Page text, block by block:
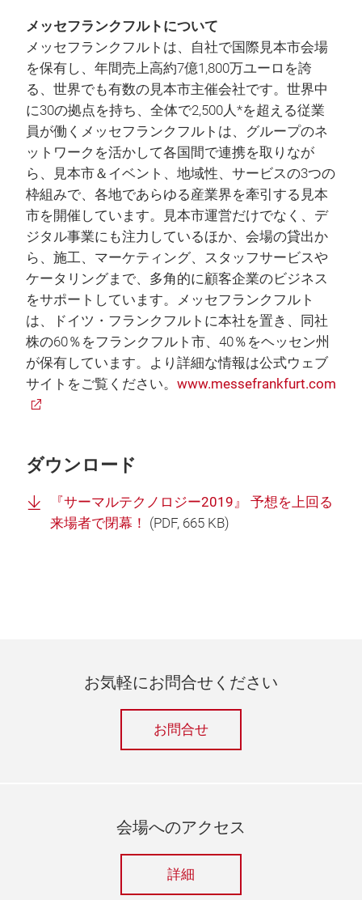
メッセフランクフルトについて
メッセフランクフルトは、自社で国際見本市会場
を保有し、年間売上高約7億1,800万ユーロを誇
る、世界でも有数の見本市主催会社です。世界中
に30の拠点を持ち、全体で2,500人*を超える従業
員が働くメッセフランクフルトは、グループのネ
ットワークを活かして各国間で連携を取りなが
ら、見本市＆イベント、地域性、サービスの3つの
枠組みで、各地であらゆる産業界を牽引する見本
市を開催しています。見本市運営だけでなく、デ
ジタル事業にも注力しているほか、会場の貸出か
ら、施工、マーケティング、スタッフサービスや
ケータリングまで、多角的に顧客企業のビジネス
をサポートしています。メッセフランクフルト
は、ドイツ・フランクフルトに本社を置き、同社
株の60％をフランクフルト市、40％をヘッセン州
が保有しています。より詳細な情報は公式ウェブ
サイトをご覧ください。 www.messefrankfurt.com
ダウンロード
『サーマルテクノロジー2019』 予想を上回る
来場者で閉幕！
(PDF, 665 KB)
お気軽にお問合せください
お問合せ
会場へのアクセス
詳細